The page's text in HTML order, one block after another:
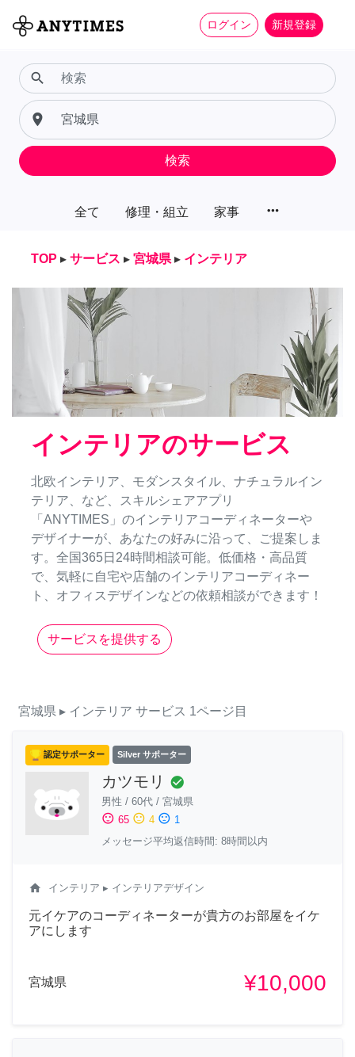
ログイン 新規登録
全て 修理・組立 家事 more_horiz
search
place
検索
TOP ▸ サービス ▸ 宮城県 ▸ インテリア
インテリアのサービス
北欧インテリア、モダンスタイル、ナチュラルイン
テリア、など、スキルシェアアプリ
「ANYTIMES」のインテリアコーディネーターや
デザイナーが、あなたの好みに沿って、ご提案しま
す。全国365日24時間相談可能。低価格・高品質
で、気軽に自宅や店舗のインテリアコーディネー
ト、オフィスデザインなどの依頼相談ができます！
サービスを提供する
宮城県 ▸ インテリア サービス 1ページ目
認定サポーター Silver サポーター
カツモリ check_circle
男性 / 60代 / 宮城県
sentiment_satisfied 65 sentiment_neutral 4 sentiment_dissatisfied 1
メッセージ平均返信時間: 8時間以内
home インテリア ▸ インテリアデザイン
元イケアのコーディネーターが貴方のお部屋をイケ
アにします
宮城県 ¥10,000